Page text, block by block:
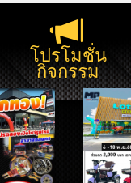
โปรโมชั่น
กิจกรรม